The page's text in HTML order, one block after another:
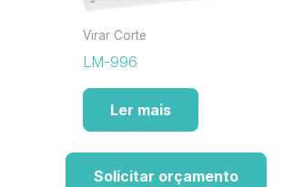
Virar Corte
LM-996
Ler mais
Solicitar orçamento